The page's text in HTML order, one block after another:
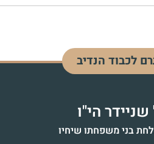
לכבוד הנדיב
הי"ו
בני משפחתו שיחיו